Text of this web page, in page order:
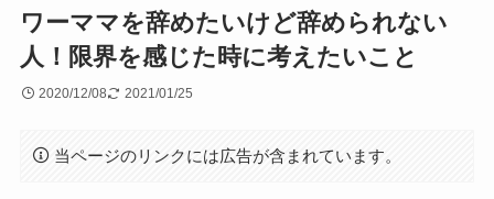
ワーママを辞めたいけど辞められない
人！限界を感じた時に考えたいこと
2020/12/08 2021/01/25
当ページのリンクには広告が含まれています。